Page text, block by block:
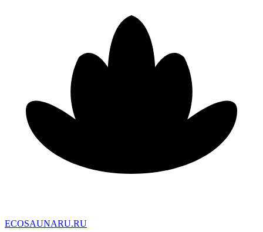
ECOSAUNARU.RU